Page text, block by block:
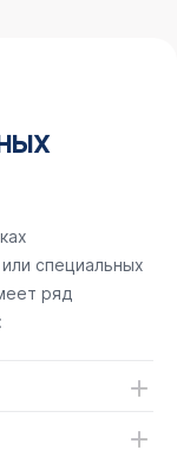
специальных
ряд